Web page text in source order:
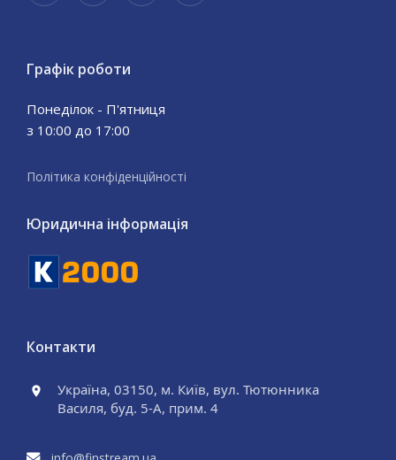
Графік роботи
Понеділок - П'ятниця
з 10:00 до 17:00
Політика конфіденційності
Юридична інформація
Контакти
Україна, 03150, м. Київ, вул. Тютюнника
Василя, буд. 5-А, прим. 4